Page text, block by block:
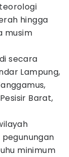
hingga
musim
secara
Lampung,
Barat,
minimum